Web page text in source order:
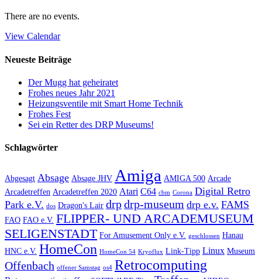
There are no events.
View Calendar
Neueste Beiträge
Der Mugg hat geheiratet
Frohes neues Jahr 2021
Heizungsventile mit Smart Home Technik
Frohes Fest
Sei ein Retter des DRP Museums!
Schlagwörter
Abgesagt Absage Absage JHV Amiga AMIGA 500 Arcade
Arcadetreffen Arcadetreffen 2020 Atari C64 cbm Corona Digital Retro
Park e.V. dos Dragon's Lair drpdrp-museum drp e.v. FAMS
FAO FAO e.V. FLIPPER- UND ARCADEMUSEUM
SELIGENSTADT For Amusement Only e.V. geschlossen Hanau
HNC e.V. HomeCon HomeCon 54 Kryoflux Link-Tipp Linux Museum
Offenbach offener Samstag os4 Retrocomputing